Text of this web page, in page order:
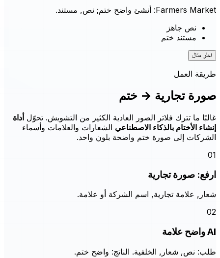
Farmers Market: أنشئ واضح ختم; نص, مستند.
نص جاهز
مستند ختم
اختَر مثال
طريقة العمل
صورة تجارية → ختم
غالبًا ما تترك فلاتر الصور العادية الكثير من التشويش. تحوّلأداة
إنشاء الأختام بالذكاء الاصطناعي الشعارات والعلامات وأسماء
الشركات إلى صورة ختم واضحة بلون واحد.
01
ارفع: صورة تجارية
شعار, علامة تجارية, اسم الشركة أو علامة.
02
AI واضح علامة
طلب: نص, شعار, الخلفية. الناتج: واضح ختم.